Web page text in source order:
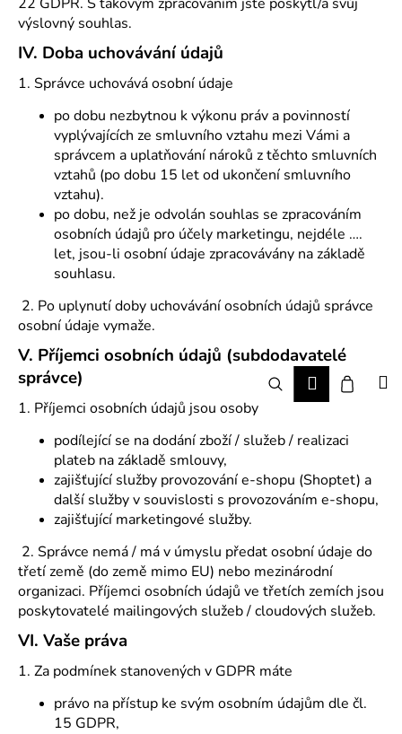
HledatPřihlášení
výslovný souhlas.
IV. Doba uchovávání údajů
1. Správce uchovává osobní údaje
po dobu nezbytnou k výkonu práv a povinností
vyplývajících ze smluvního vztahu mezi Vámi a
správcem a uplatňování nároků z těchto smluvních
vztahů (po dobu 15 let od ukončení smluvního
vztahu).
po dobu, než je odvolán souhlas se zpracováním
osobních údajů pro účely marketingu, nejdéle ….
let, jsou-li osobní údaje zpracovávány na základě
souhlasu.
2. Po uplynutí doby uchovávání osobních údajů správce
osobní údaje vymaže.
V. Příjemci osobních údajů (subdodavatelé
správce)
1. Příjemci osobních údajů jsou osoby
podílející se na dodání zboží / služeb / realizaci
plateb na základě smlouvy,
zajišťující služby provozování e-shopu (Shoptet) a
další služby v souvislosti s provozováním e-shopu,
zajišťující marketingové služby.
2. Správce nemá / má v úmyslu předat osobní údaje do
třetí země (do země mimo EU) nebo mezinárodní
organizaci. Příjemci osobních údajů ve třetích zemích jsou
poskytovatelé mailingových služeb / cloudových služeb.
VI. Vaše práva
1. Za podmínek stanovených v GDPR máte
právo na přístup ke svým osobním údajům dle čl.
15 GDPR,